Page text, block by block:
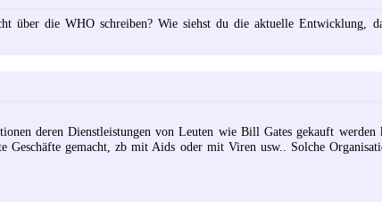
über die WHO schreiben? Wie siehst du die aktuelle Entwicklung,
deren Dienstleistungen von Leuten wie Bill Gates gekauft werden
gemacht, zb mit Aids oder mit Viren usw.. Solche